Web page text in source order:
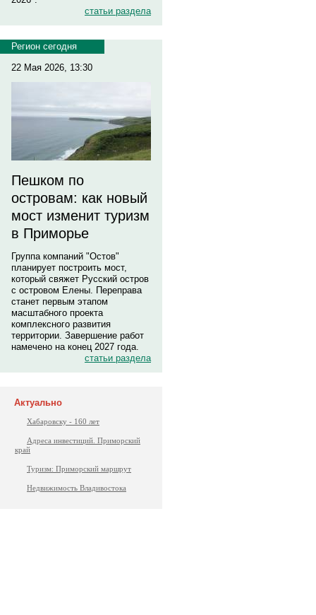
статьи раздела
Регион сегодня
22 Мая 2026, 13:30
Пешком по
островам: как новый
мост изменит туризм
в Приморье
Группа компаний "Остов"
планирует построить мост,
который свяжет Русский остров
с островом Елены. Переправа
станет первым этапом
масштабного проекта
комплексного развития
территории. Завершение работ
намечено на конец 2027 года.
статьи раздела
Актуально
Хабаровску - 160 лет
Адреса инвестиций. Приморский
край
Туризм: Приморский маршрут
Недвижимость Владивостока